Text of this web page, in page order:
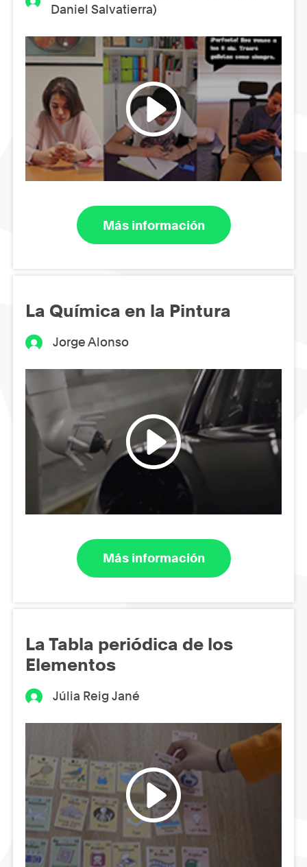
Daniel Salvatierra)
Más información
La Química en la Pintura
Jorge Alonso
Más información
La Tabla periódica de los
Elementos
Júlia Reig Jané